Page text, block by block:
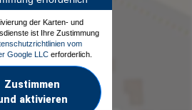
der Karten- und
ist Ihre Zustimmung
vom
Google LLC erforderlich.
Zustimmen
aktivieren